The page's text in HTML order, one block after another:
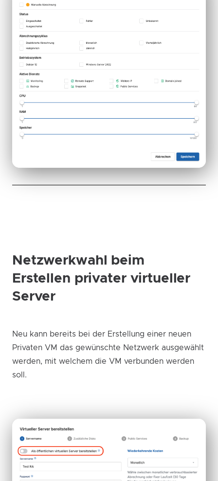
Netzwerkwahl beim
Erstellen privater virtueller
Server
Neu kann bereits bei der Erstellung einer neuen
Privaten VM das gewünschte Netzwerk ausgewählt
werden, mit welchem die VM verbunden werden
soll.